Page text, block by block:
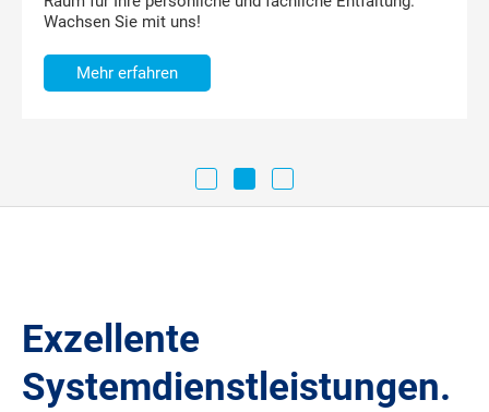
Wachsen Sie mit uns!
Mehr erfahren
Exzellente
Systemdienstleistungen.